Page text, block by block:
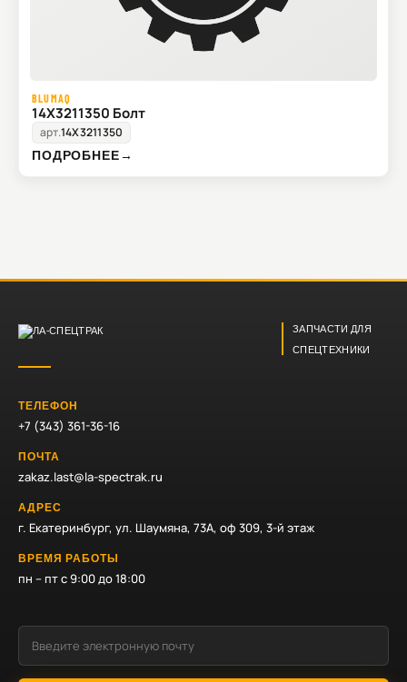
BLUMAQ
14X3211350 Болт
арт.14X3211350
ПОДРОБНЕЕ→
ЗАПЧАСТИ ДЛЯ
СПЕЦТЕХНИКИ
ТЕЛЕФОН
+7 (343) 361-36-16
ПОЧТА
zakaz.last@la-spectrak.ru
АДРЕС
г. Екатеринбург, ул. Шаумяна, 73А, оф 309, 3-й этаж
ВРЕМЯ РАБОТЫ
пн – пт с 9:00 до 18:00